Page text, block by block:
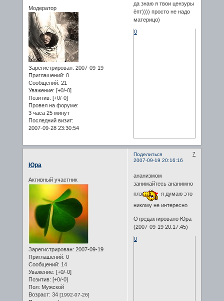
Модератор
Зарегистрирован: 2007-09-19
Приглашений: 0
Сообщений: 21
Уважение: [+0/-0]
Позитив: [+0/-0]
Провел на форуме:
3 часа 25 минут
Последний визит:
2007-09-28 23:30:54
да знаю я твои цензуры
ёпт)))) просто не надо
материцо)
0
Поделиться
7
2007-09-19 20:16:16
Юра
Активный участник
Зарегистрирован: 2007-09-19
Приглашений: 0
Сообщений: 14
Уважение: [+0/-0]
Позитив: [+0/-0]
Пол: Мужской
Возраст: 34 [1992-07-26]
ананизмом
занимайтесь ананимно
плз
я думаю это
никому не интересно
Отредактировано Юра
(2007-09-19 20:17:45)
0